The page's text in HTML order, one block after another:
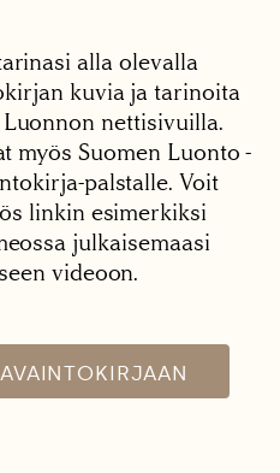
alla olevalla
kuvia ja tarinoita
nettisivuilla.
myös Suomen Luonto -
palstalle. Voit
linkin esimerkiksi
julkaisemaasi
videoon.